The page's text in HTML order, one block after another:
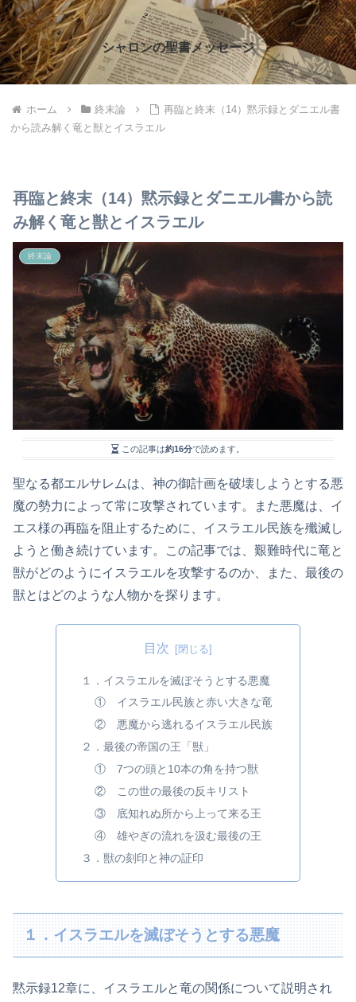
シャロンの聖書メッセージ
ホーム 終末論
再臨と終末（14）黙示録とダニエル書
から読み解く竜と獣とイスラエル
再臨と終末（14）黙示録とダニエル書から読
み解く竜と獣とイスラエル
終末論
この記事は約16分で読めます。
聖なる都エルサレムは、神の御計画を破壊しようとする悪
魔の勢力によって常に攻撃されています。また悪魔は、イ
エス様の再臨を阻止するために、イスラエル民族を殲滅し
ようと働き続けています。この記事では、艱難時代に竜と
獣がどのようにイスラエルを攻撃するのか、また、最後の
獣とはどのような人物かを探ります。
目次
１．イスラエルを滅ぼそうとする悪魔
① イスラエル民族と赤い大きな竜
② 悪魔から逃れるイスラエル民族
２．最後の帝国の王「獣」
① 7つの頭と10本の角を持つ獣
② この世の最後の反キリスト
③ 底知れぬ所から上って来る王
④ 雄やぎの流れを汲む最後の王
３．獣の刻印と神の証印
１．イスラエルを滅ぼそうとする悪魔
黙示録12章に、イスラエルと竜の関係について説明され